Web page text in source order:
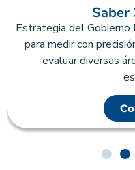
Saber
Estrategia del Gobierno
para medir con
evaluar diversas